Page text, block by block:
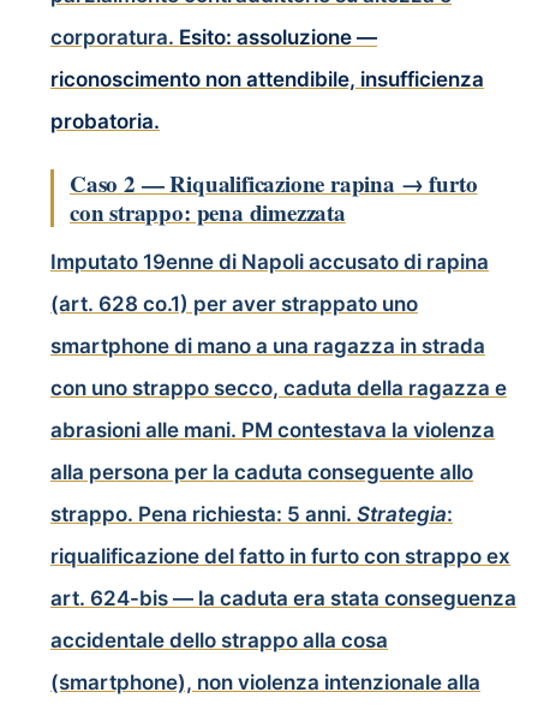
corporatura. Esito: assoluzione —
riconoscimento non attendibile, insufficienza
probatoria.
Caso 2 — Riqualificazione rapina → furto
con strappo: pena dimezzata
Imputato 19enne di Napoli accusato di rapina
(art. 628 co.1) per aver strappato uno
smartphone di mano a una ragazza in strada
con uno strappo secco, caduta della ragazza e
abrasioni alle mani. PM contestava la violenza
alla persona per la caduta conseguente allo
strappo. Pena richiesta: 5 anni. Strategia:
riqualificazione del fatto in furto con strappo ex
art. 624-bis — la caduta era stata conseguenza
accidentale dello strappo alla cosa
(smartphone), non violenza intenzionale alla